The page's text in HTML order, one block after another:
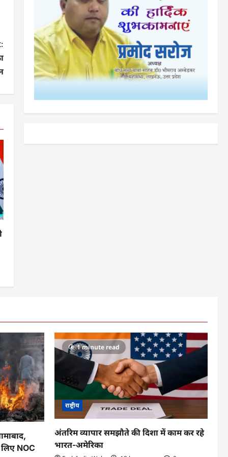
NOC
1 minute read
राष्ट्रीय
अंतरिम व्यापार समझौते की दिशा में काम कर रहे
भारत-अमेरिका